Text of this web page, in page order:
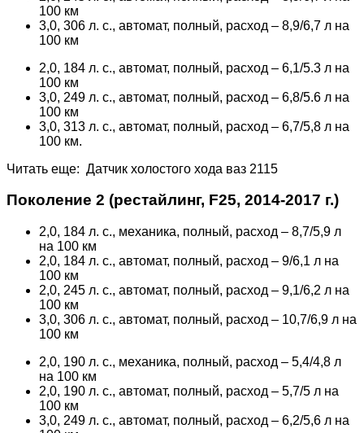
100 км
3,0, 306 л. с., автомат, полный, расход – 8,9/6,7 л на
100 км
2,0, 184 л. с., автомат, полный, расход – 6,1/5.3 л на
100 км
3,0, 249 л. с., автомат, полный, расход – 6,8/5.6 л на
100 км
3,0, 313 л. с., автомат, полный, расход – 6,7/5,8 л на
100 км.
Читать еще: Датчик холостого хода ваз 2115
Поколение 2 (рестайлинг, F25, 2014-2017 г.)
2,0, 184 л. с., механика, полный, расход – 8,7/5,9 л
на 100 км
2,0, 184 л. с., автомат, полный, расход – 9/6,1 л на
100 км
2,0, 245 л. с., автомат, полный, расход – 9,1/6,2 л на
100 км
3,0, 306 л. с., автомат, полный, расход – 10,7/6,9 л на
100 км
2,0, 190 л. с., механика, полный, расход – 5,4/4,8 л
на 100 км
2,0, 190 л. с., автомат, полный, расход – 5,7/5 л на
100 км
3,0, 249 л. с., автомат, полный, расход – 6,2/5,6 л на